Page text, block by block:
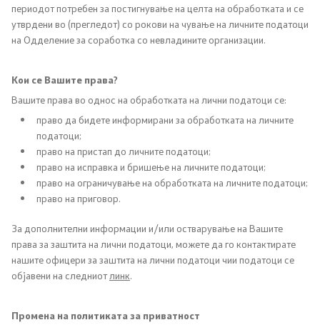
периодот потребен за постигнување на целта на обработката и се
утврдени во (прегледот) со рокови на чување на личните податоци
на Одделение за соработка со невладините организации.
Кои се Вашите права?
Вашите права во однос на обработката на лични податоци се:
право да бидете информирани за обработката на личните
податоци;
право на пристап до личните податоци;
право на исправка и бришење на личните податоци;
право на ограничување на обработката на личните податоци;
право на приговор.
За дополнителни информации и/или остварување на Вашите
права за заштита на лични податоци, можете да го контактирате
нашите офицери за заштита на лични податоци чии податоци се
објавени на следниотлинк.
Промена на политиката за приватност